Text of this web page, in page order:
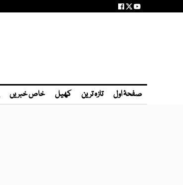
صفحۂ اول تازہ ترین کھیل خاص خبریں